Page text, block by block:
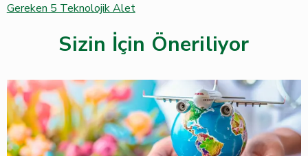
Gereken 5 Teknolojik Alet
Sizin İçin Öneriliyor